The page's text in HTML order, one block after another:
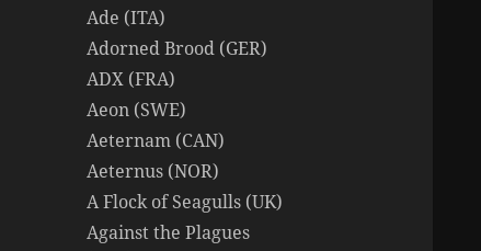
Ade (ITA)
Adorned Brood (GER)
ADX (FRA)
Aeon (SWE)
Aeternam (CAN)
Aeternus (NOR)
A Flock of Seagulls (UK)
Against the Plagues